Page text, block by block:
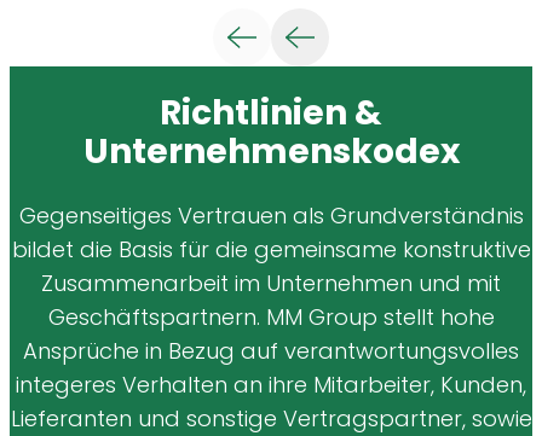
Richtlinien &
Unternehmenskodex
Gegenseitiges Vertrauen als Grundverständnis
bildet die Basis für die gemeinsame konstruktive
Zusammenarbeit im Unternehmen und mit
Geschäftspartnern. MM Group stellt hohe
Ansprüche in Bezug auf verantwortungsvolles
integeres Verhalten an ihre Mitarbeiter, Kunden,
Lieferanten und sonstige Vertragspartner, sowie